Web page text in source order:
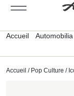
Accueil Automobilia
Accueil / Pop Culture /